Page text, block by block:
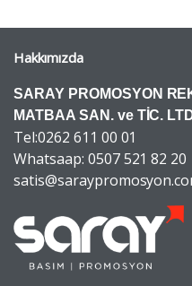
Hakkımızda
SARAY PROMOSYON
MATBAA SAN. ve TİC.
Tel:0262 611 00 01
Whatsaap: 0507 521 82 20